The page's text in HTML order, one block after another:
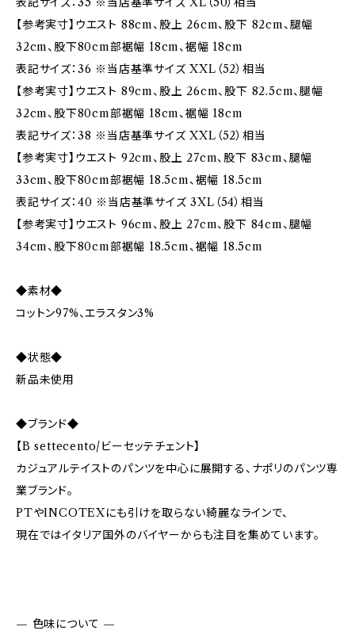
【参考実寸】ウエスト 88cm、股上 26cm、股下 82cm、腿幅
32cm、股下80cm部裾幅 18cm、裾幅 18cm
表記サイズ：36 ※当店基準サイズ XXL（52）相当
【参考実寸】ウエスト 89cm、股上 26cm、股下 82.5cm、腿幅
32cm、股下80cm部裾幅 18cm、裾幅 18cm
表記サイズ：38 ※当店基準サイズ XXL（52）相当
【参考実寸】ウエスト 92cm、股上 27cm、股下 83cm、腿幅
33cm、股下80cm部裾幅 18.5cm、裾幅 18.5cm
表記サイズ：40 ※当店基準サイズ 3XL（54）相当
【参考実寸】ウエスト 96cm、股上 27cm、股下 84cm、腿幅
34cm、股下80cm部裾幅 18.5cm、裾幅 18.5cm
◆素材◆
コットン97%、エラスタン3%
◆状態◆
新品未使用
◆ブランド◆
【B settecento/ビーセッテチェント】
カジュアルテイストのパンツを中心に展開する、ナポリのパンツ専
業ブランド。
PTやINCOTEXにも引けを取らない綺麗なラインで、
現在ではイタリア国外のバイヤーからも注目を集めています。
— 色味について —